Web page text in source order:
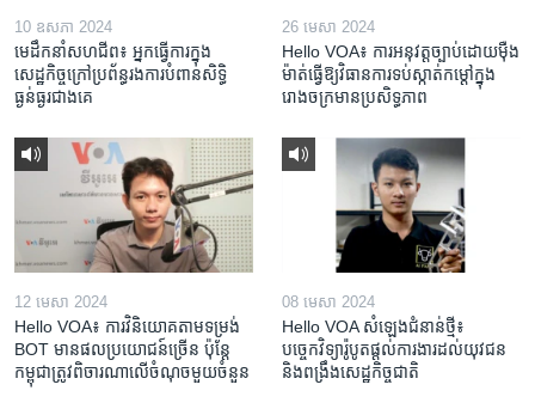
10 ឧសភា 2024
មេដឹកនាំសហជីព៖ អ្នកធ្វើការក្នុង
សេដ្ឋកិច្ចក្រៅប្រព័ន្ធរងការបំពានសិទ្ធិ
ធ្ងន់ធ្ងរជាងគេ
26 មេសា 2024
Hello VOA៖ ការអនុវត្ត​ច្បាប់​ដោយ​ម៉ឺង
ម៉ាត់​ធ្វើ​ឱ្យ​វិធានការ​ទប់ស្កាត់​កម្តៅ​ក្នុង​
រោងចក្រ​មាន​ប្រសិទ្ធភាព​​
12 មេសា 2024
Hello VOA៖ ការ​វិនិយោគ​តាម​ទម្រង់ ​
BOT​ មាន​ផល​ប្រយោជន៍​ច្រើន ប៉ុន្តែ​
កម្ពុជា​ត្រូវ​ពិចារណា​លើ​ចំណុច​មួយ​ចំនួន
08 មេសា 2024
Hello VOA សំឡេង​ជំនាន់​ថ្មី៖
បច្ចេកវិទ្យា​រ៉ូបូត​ផ្តល់​ការងារ​ដល់​យុវជន
និង​ពង្រឹង​​សេដ្ឋកិច្ច​ជាតិ​​​​​​